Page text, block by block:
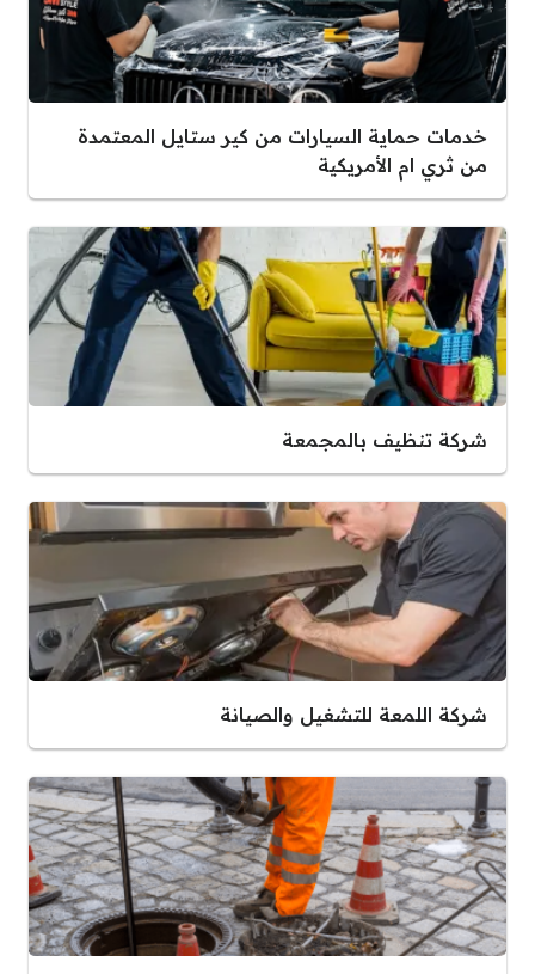
خدمات حماية السيارات من كير ستايل المعتمدة
من ثري ام الأمريكية
شركة تنظيف بالمجمعة
شركة اللمعة للتشغيل والصيانة